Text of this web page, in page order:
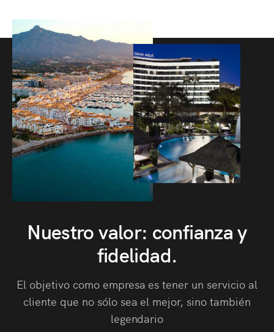
Servicios globales de
confianza
que necesita tu comunidad de propietarios
Nuestro valor: confianza y
fidelidad.
El objetivo como empresa es tener un servicio al
cliente que no sólo sea el mejor, sino también
legendario